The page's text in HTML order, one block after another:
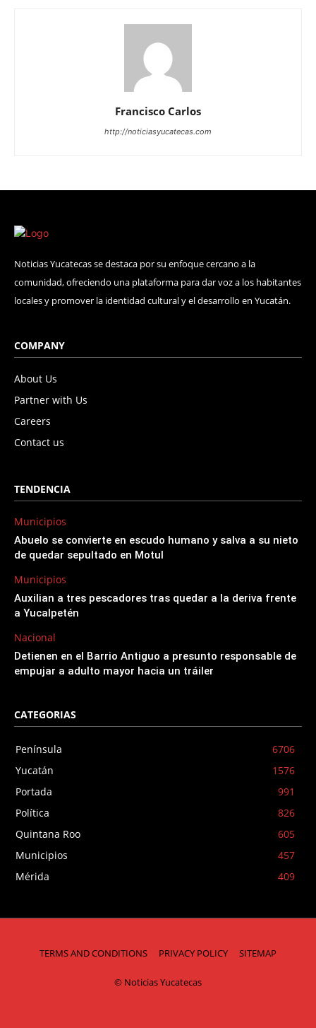
Francisco Carlos
http://noticiasyucatecas.com
Noticias Yucatecas se destaca por su enfoque cercano a la
comunidad, ofreciendo una plataforma para dar voz a los habitantes
locales y promover la identidad cultural y el desarrollo en Yucatán.
COMPANY
About Us
Partner with Us
Careers
Contact us
TENDENCIA
Municipios
Abuelo se convierte en escudo humano y salva a su nieto
de quedar sepultado en Motul
Municipios
Auxilian a tres pescadores tras quedar a la deriva frente
a Yucalpetén
Nacional
Detienen en el Barrio Antiguo a presunto responsable de
empujar a adulto mayor hacia un tráiler
CATEGORIAS
Península
6706
Yucatán
1576
Portada
991
Política
826
Quintana Roo
605
Municipios
457
Mérida
409
TERMS AND CONDITIONS PRIVACY POLICY SITEMAP
© Noticias Yucatecas